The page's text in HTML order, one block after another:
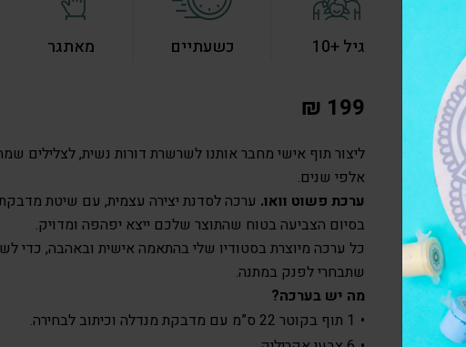
גיל +10 כשעתיים מאתגר
₪ 199
ליצור תוף אישי מחבר אותנו לשרשרת דורות נשית, לצלילים
אלפי שנים.
ערכת פשוט וואו. ערכה לסדנת יצירה עצמית, עם שיטת
בסיום הצביעה בטוח שהתוצר שלכם ייצא יפהפה ומדויק.
כל ערכה מיוצרת בסטודיו שלי בהתאמה אישית ובאהבה, כדי
שתבחרי לפנק במתנה.
מה יש בערכה?
1 תוף בקוטר 22 ס”מ עם מדבקת מנדלה וכיתוב לבחירה.